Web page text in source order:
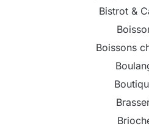
Bistrot &
Boissons